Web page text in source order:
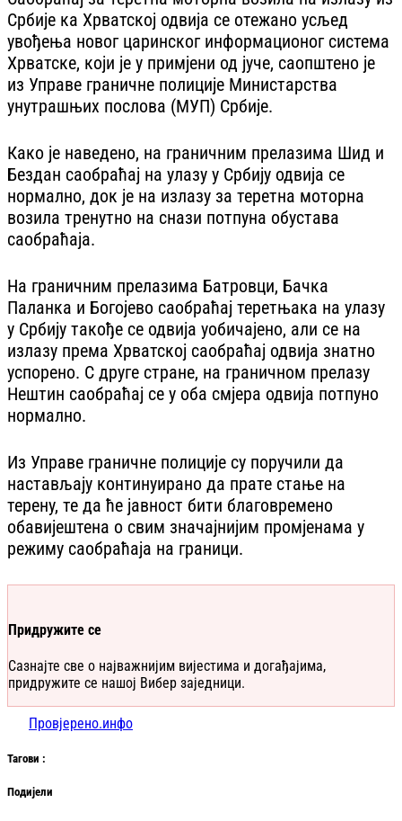
Србије ка Хрватској одвија се отежано усљед
увођења новог царинског информационог система
Хрватске, који је у примјени од јуче, саопштено је
из Управе граничне полиције Министарства
унутрашњих послова (МУП) Србије.
Како је наведено, на граничним прелазима Шид и
Бездан саобраћај на улазу у Србију одвија се
нормално, док је на излазу за теретна моторна
возила тренутно на снази потпуна обустава
саобраћаја.
На граничним прелазима Батровци, Бачка
Паланка и Богојево саобраћај теретњака на улазу
у Србију такође се одвија уобичајено, али се на
излазу према Хрватској саобраћај одвија знатно
успорено. С друге стране, на граничном прелазу
Нештин саобраћај се у оба смјера одвија потпуно
нормално.
Из Управе граничне полиције су поручили да
настављају континуирано да прате стање на
терену, те да ће јавност бити благовремено
обавијештена о свим значајнијим промјенама у
режиму саобраћаја на граници.
Придружите се
Сазнајте све о најважнијим вијестима и догађајима,
придружите се нашој Вибер заједници.
Провјерено.инфо
Тагови :
Подијели